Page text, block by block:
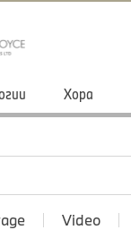
Хора
Video